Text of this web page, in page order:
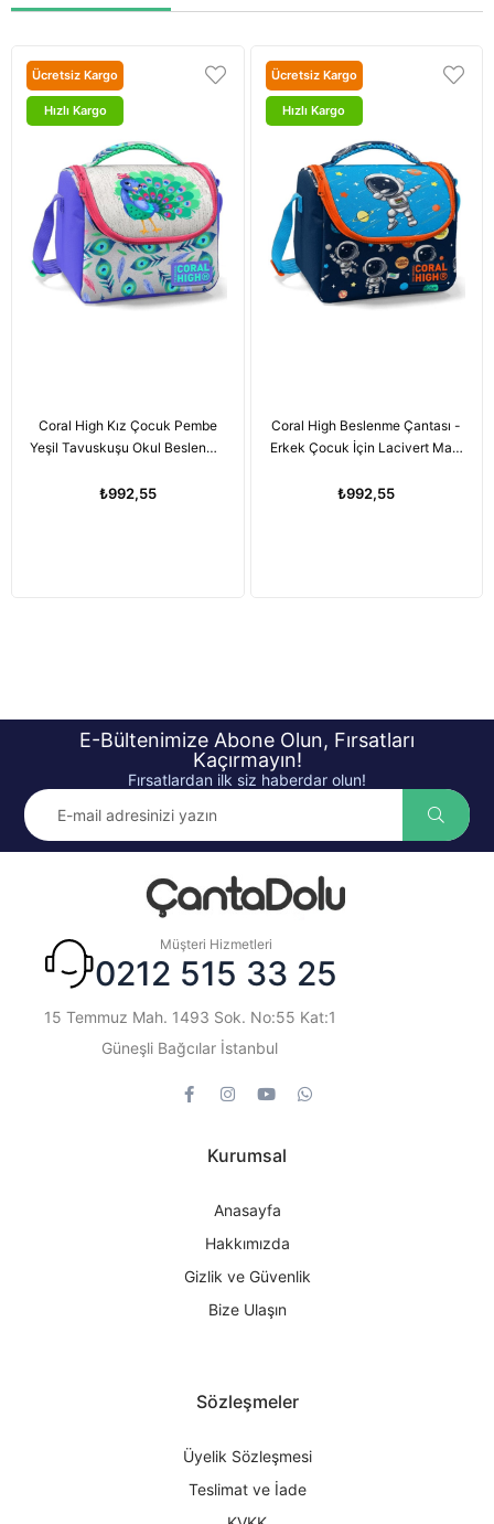
Coral High Kız Çocuk Pembe
Yeşil Tavuskuşu Okul Beslenme
₺992,55
Ücretsiz Kargo
Hızlı Kargo
Coral High Beslenme Çantası -
Erkek Çocuk İçin Lacivert Mavi
₺992,55
Ücretsiz Kargo
Hızlı Kargo
E-Bültenimize Abone Olun, Fırsatları
Kaçırmayın!
Fırsatlardan ilk siz haberdar olun!
Müşteri Hizmetleri
0212 515 33 25
15 Temmuz Mah. 1493 Sok. No:55 Kat:1
Güneşli Bağcılar İstanbul
Kurumsal
Anasayfa
Hakkımızda
Gizlik ve Güvenlik
Bize Ulaşın
Sözleşmeler
Üyelik Sözleşmesi
Teslimat ve İade